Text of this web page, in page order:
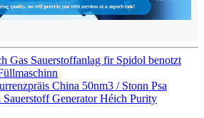
Gas Sauerstoffanlag fir Spidol benotzt
China 50nm3 / Stonn Psa
Generator Héich Purity